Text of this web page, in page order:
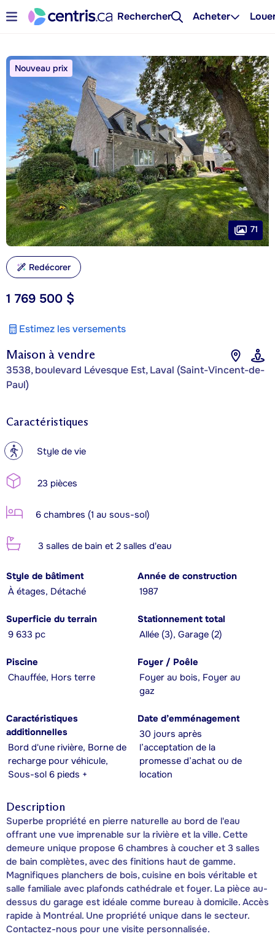
Rechercher Acheter
Maison à vendre
3538, boulevard Lévesque Est, Laval (Saint-Vincent-de-
Paul)
1 769 500 $
Estimez les versements
Nouveau prix
71
Redécorer
Caractéristiques
? Style de vie
23 pièces
6 chambres (1 au sous-sol)
3 salles de bain et 2 salles d'eau
Style de bâtiment
À étages, Détaché
Année de construction
1987
Superficie du terrain
9 633 pc
Stationnement total
Allée (3), Garage (2)
Piscine
Chauffée, Hors terre
Foyer / Poêle
Foyer au bois, Foyer au
gaz
Caractéristiques
additionnelles
Bord d'une rivière, Borne de
recharge pour véhicule,
Sous-sol 6 pieds +
Date d’emménagement
30 jours après
l’acceptation de la
promesse d’achat ou de
location
Description
Superbe propriété en pierre naturelle au bord de l'eau
offrant une vue imprenable sur la rivière et la ville. Cette
demeure unique propose 6 chambres à coucher et 3 salles
de bain complètes, avec des finitions haut de gamme.
Magnifiques planchers de bois, cuisine en bois véritable et
salle familiale avec plafonds cathédrale et foyer. La pièce au-
dessus du garage est idéale comme bureau à domicile. Accès
rapide à Montréal. Une propriété unique dans le secteur.
Contactez-nous pour une visite personnalisée.